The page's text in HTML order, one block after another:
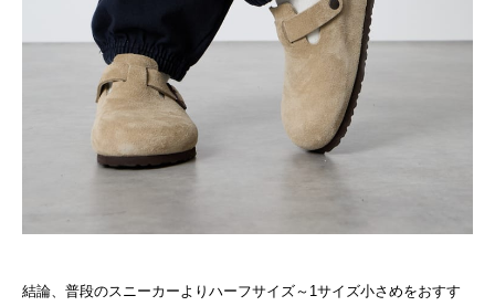
結論、普段のスニーカーよりハーフサイズ～1サイズ小さめをおすす